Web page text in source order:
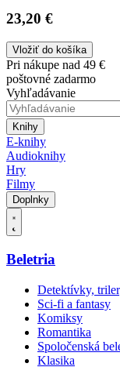
23,20 €
Vložiť do košíka
Pri nákupe nad 49 €
poštovné zadarmo
Vyhľadávanie
Knihy
E-knihy
Audioknihy
Hry
Filmy
Doplnky
Beletria
Detektívky,
Sci-fi a fantasy
Komiksy
Romantika
Spoločenská
Klasika